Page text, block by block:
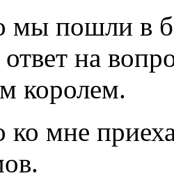
мы пошли в
на
королем.
ко мне